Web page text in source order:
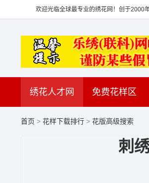
欢迎光临全球最专业的绣花网！创于2000
绣花人才网 免费花样区
首页 > 花样下载排行 > 花版高级搜索
刺